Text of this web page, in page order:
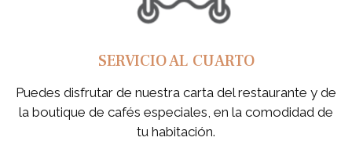
SERVICIO AL CUARTO
Puedes disfrutar de nuestra carta del restaurante y de
la boutique de cafés especiales, en la comodidad de
tu habitación.